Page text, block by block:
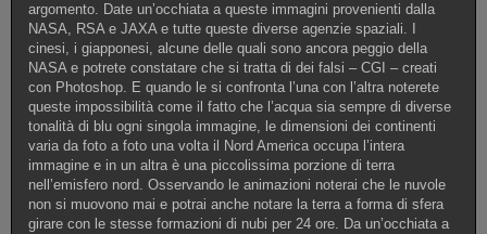
argomento. Date un’occhiata a queste immagini provenienti dalla
NASA, RSA e JAXA e tutte queste diverse agenzie spaziali. I
cinesi, i giapponesi, alcune delle quali sono ancora peggio della
NASA e potrete constatare che si tratta di dei falsi – CGI – creati
con Photoshop. E quando le si confronta l’una con l’altra noterete
queste impossibilità come il fatto che l’acqua sia sempre di diverse
tonalità di blu ogni singola immagine, le dimensioni dei continenti
varia da foto a foto una volta il Nord America occupa l’intera
immagine e in un altra è una piccolissima porzione di terra
nell’emisfero nord. Osservando le animazioni noterai che le nuvole
non si muovono mai e potrai anche notare la terra a forma di sfera
girare con le stesse formazioni di nubi per 24 ore. Da un’occhiata a